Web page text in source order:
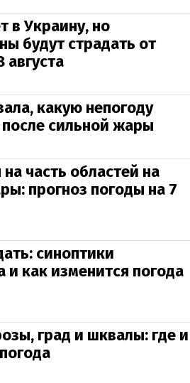
в Украину, но
будут страдать от
какую непогоду
сильной жары
часть областей на
прогноз погоды на 7
синоптики
и как изменится погода
град и шквалы: где и